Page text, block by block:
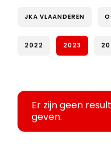
JKA VLAANDEREN
2022 2023
Er zijn geen
geven.